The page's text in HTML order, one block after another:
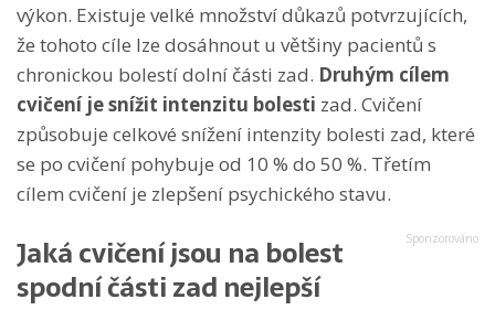
výkon. Existuje velké množství důkazů potvrzujících,
že tohoto cíle lze dosáhnout u většiny pacientů s
chronickou bolestí dolní části zad. Druhým cílem
cvičení je snížit intenzitu bolesti zad. Cvičení
způsobuje celkové snížení intenzity bolesti zad, které
se po cvičení pohybuje od 10 % do 50 %. Třetím
cílem cvičení je zlepšení psychického stavu.
Jaká cvičení jsou na bolest
spodní části zad nejlepší